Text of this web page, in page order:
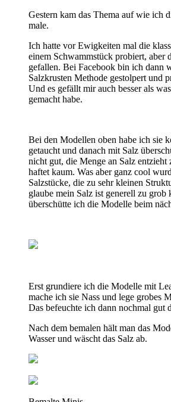
Gestern kam das Thema auf wie ich
male.
Ich hatte vor Ewigkeiten mal die
einem Schwammstück probiert, aber
gefallen. Bei Facebook bin ich dann
Salzkrusten Methode gestolpert und
Und es gefällt mir auch besser als
gemacht habe.
Bei den Modellen oben habe ich sie
getaucht und danach mit Salz
nicht gut, die Menge an Salz entzieht
haftet kaum. Was aber ganz cool
Salzstücke, die zu sehr kleinen
glaube mein Salz ist generell zu grob
überschütte ich die Modelle beim
Erst grundiere ich die Modelle mit
mache ich sie Nass und lege grobes
Das befeuchte ich dann nochmal gut
Nach dem bemalen hält man das
Wasser und wäscht das Salz ab.